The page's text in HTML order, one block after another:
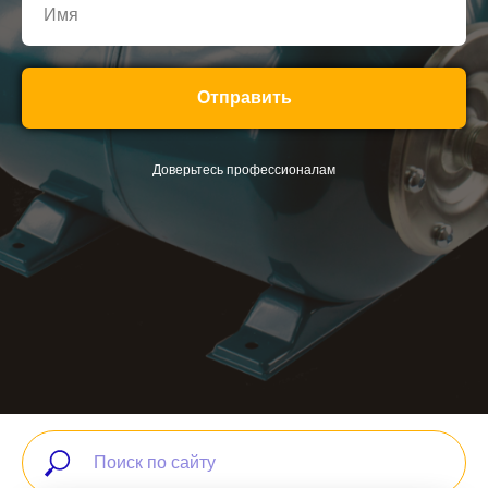
Отправить
Доверьтесь профессионалам